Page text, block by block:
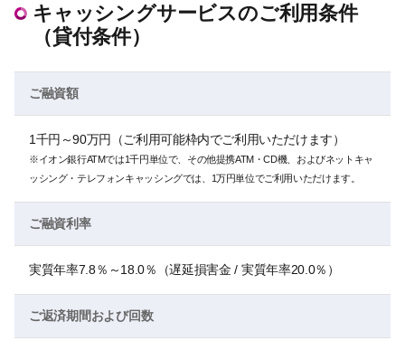
キャッシングサービスのご利用条件
（貸付条件）
ご融資額
1千円～90万円（ご利用可能枠内でご利用いただけます）
※イオン銀行ATMでは1千円単位で、その他提携ATM・CD機、およびネットキャ
ッシング・テレフォンキャッシングでは、1万円単位でご利用いただけます。
ご融資利率
実質年率7.8％～18.0％（遅延損害金 / 実質年率20.0％）
ご返済期間および回数